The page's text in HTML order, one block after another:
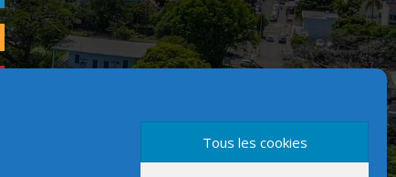
Tous les cookies